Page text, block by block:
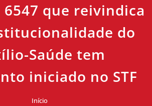
6547 que reivindica
do
Saúde tem
iniciado no STF
Início